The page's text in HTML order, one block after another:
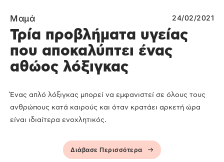
Μαμά 24/02/2021
Τρία προβλήματα υγείας
που αποκαλύπτει ένας
αθώος λόξιγκας
Ένας απλό λόξιγκας μπορεί να εμφανιστεί σε όλους τους
ανθρώπους κατά καιρούς και όταν κρατάει αρκετή ώρα
είναι ιδιαίτερα ενοχλητικός.
Διάβασε Περισσότερα